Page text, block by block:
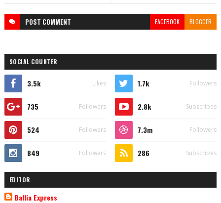
POST COMMENT FACEBOOK BLOGGER
SOCIAL COUNTER
3.5k Likes 1.7k Followers
735 Followers 2.8k Subscribes
524 Followers 7.3m Followers
849 Followers 286 Subscribes
EDITOR
Ballia Express